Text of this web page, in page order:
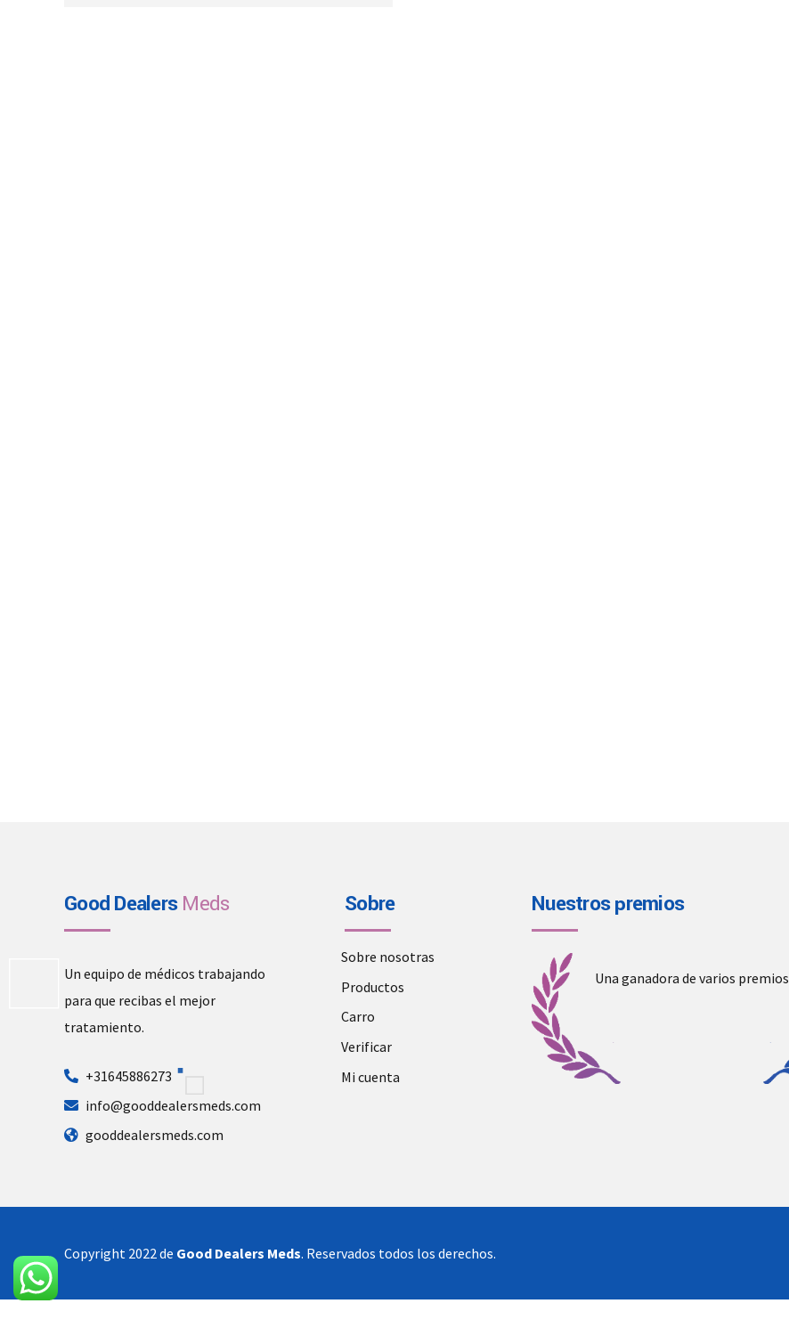
Good DealersMeds
Un equipo de médicos trabajando
para que recibas el mejor
tratamiento.
+31645886273
info@gooddealersmeds.com
gooddealersmeds.com
Sobre
Sobre nosotras
Productos
Carro
Verificar
Mi cuenta
Nuestros premios
Una ganadora de varios premios
Copyright 2022 de Good Dealers Meds. Reservados todos los derechos.